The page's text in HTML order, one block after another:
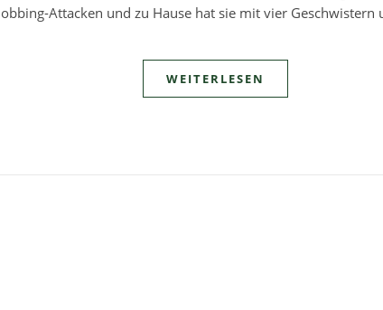
Attacken und zu Hause hat sie mit vier Geschwistern
WEITERLESEN